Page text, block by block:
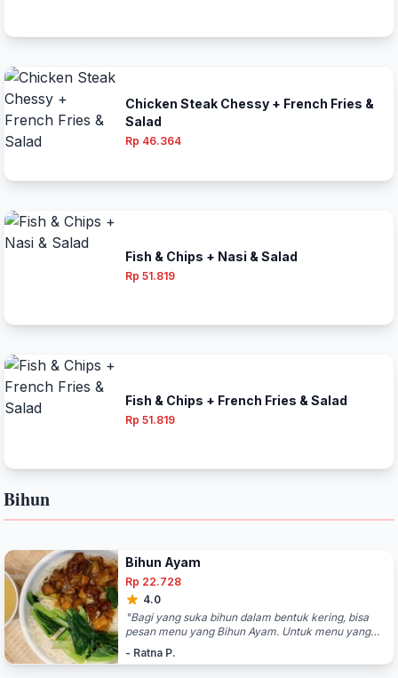
Chicken Steak Chessy + French Fries &
Salad
Rp 46.364
Fish & Chips + Nasi & Salad
Rp 51.819
Fish & Chips + French Fries & Salad
Rp 51.819
Bihun
Bihun Ayam
Rp 22.728
4.0
"Bagi yang suka bihun dalam bentuk kering, bisa
pesan menu yang Bihun Ayam. Untuk menu yang
satu ini, bihunnya kering – ditambah ada mangkuk
kuah terpisah. Untuk bihunnya sendiri, tekstur
- Ratna P.